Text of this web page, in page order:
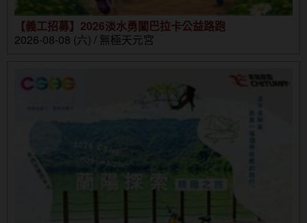
【義工招募】2026淡水勇闖巴拉卡公益路跑
2026-08-08 (六) / 無極天元宮